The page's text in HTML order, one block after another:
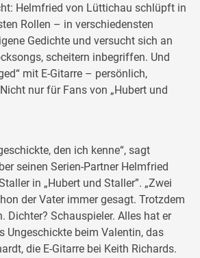
Helmfried von Lüttichau schlüpft in
Rollen – in verschiedensten
Gedichte und versucht sich an
scheitern inbegriffen. Und
mit E-Gitarre – persönlich,
nur für Fans von „Hubert und
den ich kenne“, sagt
seinen Serien-Partner Helmfried
in „Hubert und Staller”. „Zwei
der Vater immer gesagt. Trotzdem
Dichter? Schauspieler. Alles hat er
Ungeschickte beim Valentin, das
die E-Gitarre bei Keith Richards.